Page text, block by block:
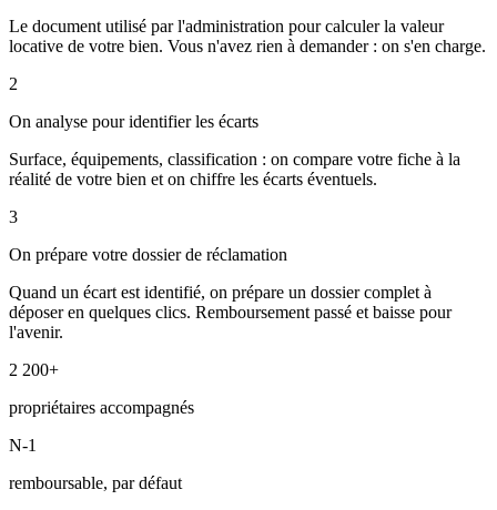
Le document utilisé par l'administration pour calculer la valeur
locative de votre bien. Vous n'avez rien à demander : on s'en charge.
2
On analyse pour identifier les écarts
Surface, équipements, classification : on compare votre fiche à la
réalité de votre bien et on chiffre les écarts éventuels.
3
On prépare votre dossier de réclamation
Quand un écart est identifié, on prépare un dossier complet à
déposer en quelques clics. Remboursement passé et baisse pour
l'avenir.
2 200+
propriétaires accompagnés
N-1
remboursable, par défaut